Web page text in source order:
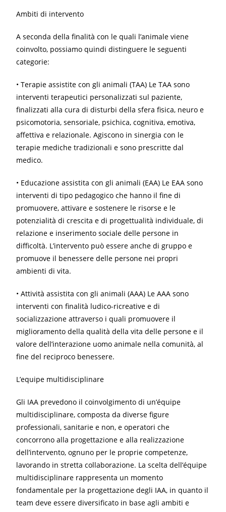
Ambiti di intervento
A seconda della finalità con le quali l’animale viene
coinvolto, possiamo quindi distinguere le seguenti
categorie:
• Terapie assistite con gli animali (TAA) Le TAA sono
interventi terapeutici personalizzati sul paziente,
finalizzati alla cura di disturbi della sfera fisica, neuro e
psicomotoria, sensoriale, psichica, cognitiva, emotiva,
affettiva e relazionale. Agiscono in sinergia con le
terapie mediche tradizionali e sono prescritte dal
medico.
• Educazione assistita con gli animali (EAA) Le EAA sono
interventi di tipo pedagogico che hanno il fine di
promuovere, attivare e sostenere le risorse e le
potenzialità di crescita e di progettualità individuale, di
relazione e inserimento sociale delle persone in
difficoltà. L’intervento può essere anche di gruppo e
promuove il benessere delle persone nei propri
ambienti di vita.
• Attività assistita con gli animali (AAA) Le AAA sono
interventi con finalità ludico-ricreative e di
socializzazione attraverso i quali promuovere il
miglioramento della qualità della vita delle persone e il
valore dell’interazione uomo animale nella comunità, al
fine del reciproco benessere.
L’equipe multidisciplinare
Gli IAA prevedono il coinvolgimento di un’équipe
multidisciplinare, composta da diverse figure
professionali, sanitarie e non, e operatori che
concorrono alla progettazione e alla realizzazione
dell’intervento, ognuno per le proprie competenze,
lavorando in stretta collaborazione. La scelta dell’équipe
multidisciplinare rappresenta un momento
fondamentale per la progettazione degli IAA, in quanto il
team deve essere diversificato in base agli ambiti e